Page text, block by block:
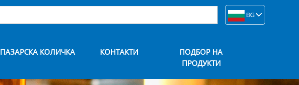
BG
ПАЗАРСКА КОЛИЧКА КОНТАКТИ
ПОДБОР НА
ПРОДУКТИ